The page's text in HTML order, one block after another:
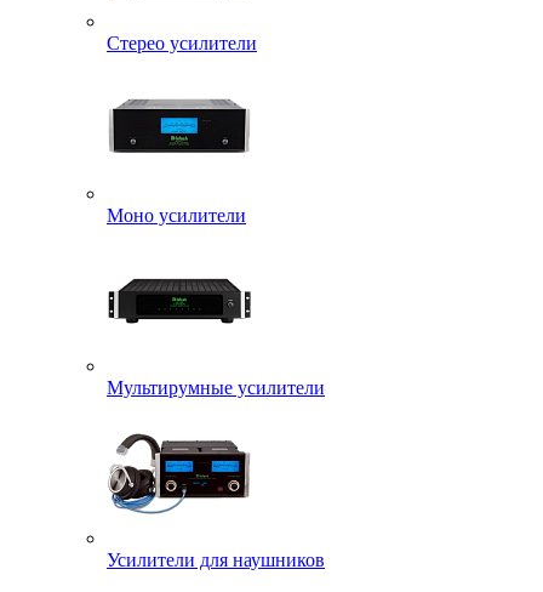
Стерео усилители
Моно усилители
Мультирумные усилители
Усилители для наушников